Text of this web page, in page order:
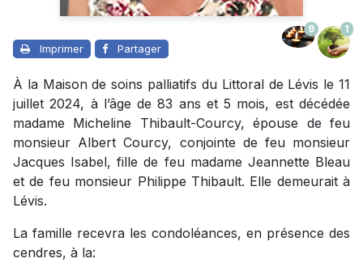
Imprimer Partager
9 1
À la Maison de soins palliatifs du Littoral de Lévis le 11
juillet 2024, à l’âge de 83 ans et 5 mois, est décédée
madame Micheline Thibault-Courcy, épouse de feu
monsieur Albert Courcy, conjointe de feu monsieur
Jacques Isabel, fille de feu madame Jeannette Bleau
et de feu monsieur Philippe Thibault. Elle demeurait à
Lévis.
La famille recevra les condoléances, en présence des
cendres, à la: